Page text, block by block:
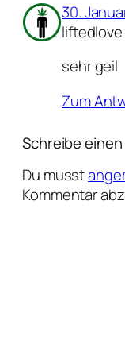
30.
liftedlove
sehr geil
Zum
Schreibe
Du musst
Kommentar